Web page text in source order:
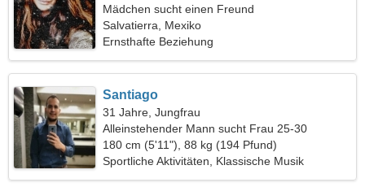
Mädchen sucht einen Freund
Salvatierra, Mexiko
Ernsthafte Beziehung
Santiago
31 Jahre, Jungfrau
Alleinstehender Mann sucht Frau 25-30
180 cm (5'11"), 88 kg (194 Pfund)
Sportliche Aktivitäten, Klassische Musik